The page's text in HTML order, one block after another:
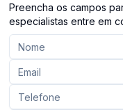
Preencha os campos
especialistas entre em